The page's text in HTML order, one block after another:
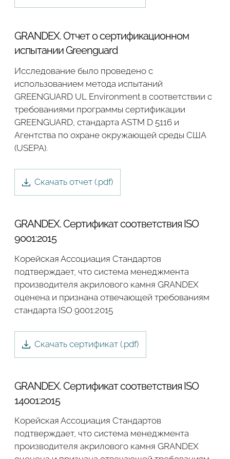
GRANDEX. Отчет о сертификационном
испытании Greenguard
Исследование было проведено с
использованием метода испытаний
GREENGUARD UL Environment в соответствии с
требованиями программы сертификации
GREENGUARD, стандарта ASTM D 5116 и
Агентства по охране окружающей среды США
(USEPA).
Скачать отчет (.pdf)
GRANDEX. Сертификат соответствия ISO
9001:2015
Корейская Ассоциация Стандартов
подтверждает, что система менеджмента
производителя акрилового камня GRANDEX
оценена и признана отвечающей требованиям
стандарта ISO 9001:2015
Скачать сертификат (.pdf)
GRANDEX. Сертификат соответствия ISO
14001:2015
Корейская Ассоциация Стандартов
подтверждает, что система менеджмента
производителя акрилового камня GRANDEX